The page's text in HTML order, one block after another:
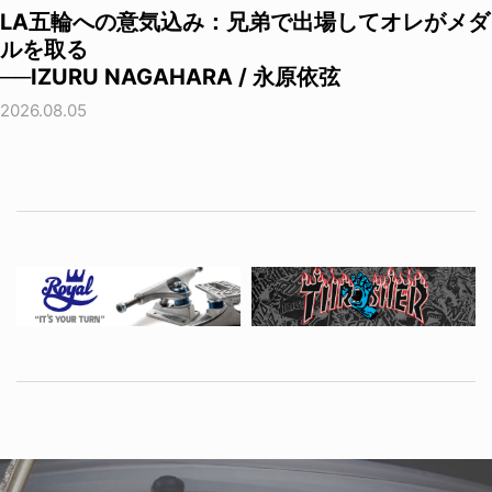
LA五輪への意気込み：兄弟で出場してオレがメダ
ルを取る
──IZURU NAGAHARA / 永原依弦
2026.08.05